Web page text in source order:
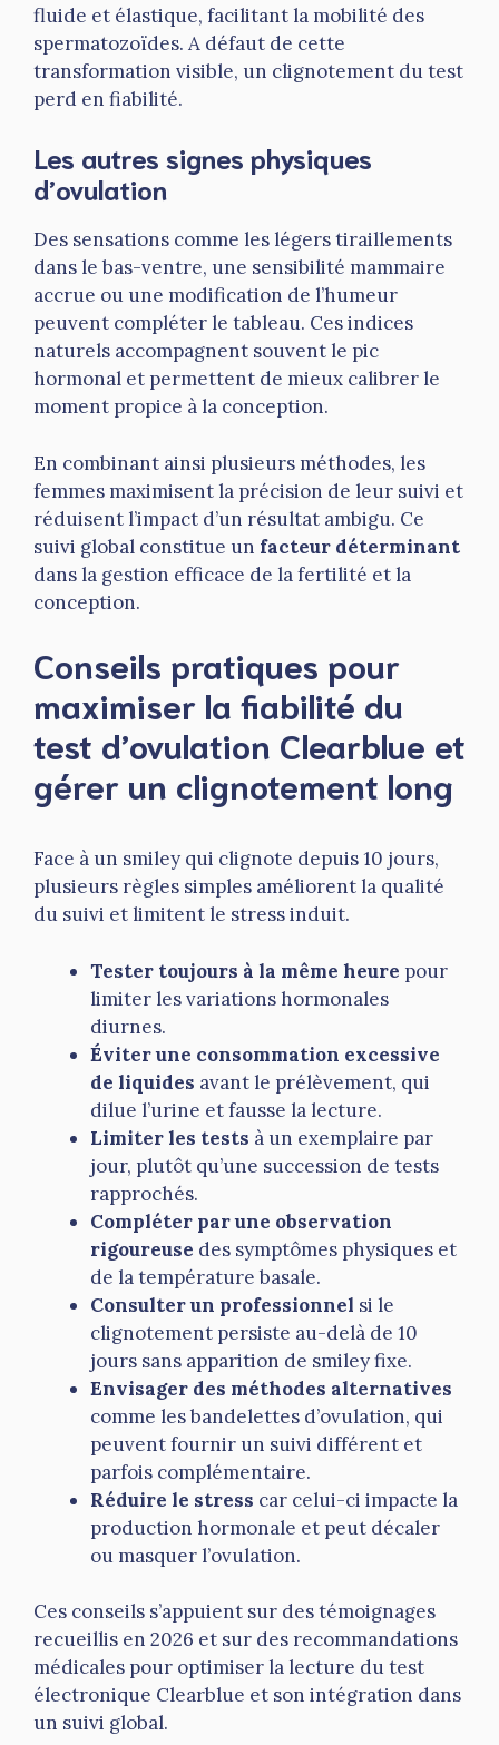
fluide et élastique, facilitant la mobilité des
spermatozoïdes. A défaut de cette
transformation visible, un clignotement du test
perd en fiabilité.
Les autres signes physiques
d’ovulation
Des sensations comme les légers tiraillements
dans le bas-ventre, une sensibilité mammaire
accrue ou une modification de l’humeur
peuvent compléter le tableau. Ces indices
naturels accompagnent souvent le pic
hormonal et permettent de mieux calibrer le
moment propice à la conception.
En combinant ainsi plusieurs méthodes, les
femmes maximisent la précision de leur suivi et
réduisent l’impact d’un résultat ambigu. Ce
suivi global constitue un facteur déterminant
dans la gestion efficace de la fertilité et la
conception.
Conseils pratiques pour
maximiser la fiabilité du
test d’ovulation Clearblue et
gérer un clignotement long
Face à un smiley qui clignote depuis 10 jours,
plusieurs règles simples améliorent la qualité
du suivi et limitent le stress induit.
Tester toujours à la même heure pour
limiter les variations hormonales
diurnes.
Éviter une consommation excessive
de liquides avant le prélèvement, qui
dilue l’urine et fausse la lecture.
Limiter les tests à un exemplaire par
jour, plutôt qu’une succession de tests
rapprochés.
Compléter par une observation
rigoureuse des symptômes physiques et
de la température basale.
Consulter un professionnel si le
clignotement persiste au-delà de 10
jours sans apparition de smiley fixe.
Envisager des méthodes alternatives
comme les bandelettes d’ovulation, qui
peuvent fournir un suivi différent et
parfois complémentaire.
Réduire le stress car celui-ci impacte la
production hormonale et peut décaler
ou masquer l’ovulation.
Ces conseils s’appuient sur des témoignages
recueillis en 2026 et sur des recommandations
médicales pour optimiser la lecture du test
électronique Clearblue et son intégration dans
un suivi global.